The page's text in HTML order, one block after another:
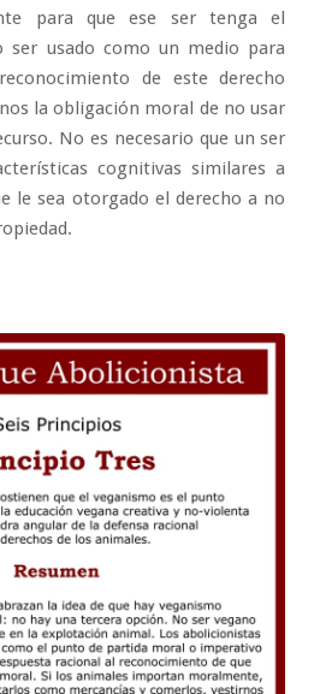
para que ese ser tenga el
ser usado como un medio para
de este derecho
la obligación moral de no usar
No es necesario que un ser
cognitivas similares a
le sea otorgado el derecho a no